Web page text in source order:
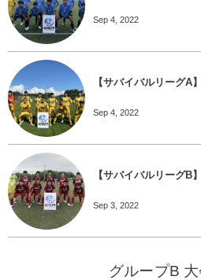
Sep 4, 2022
【サバイバルリーグA
Sep 4, 2022
【サバイバルリーグB
Sep 3, 2022
グループB